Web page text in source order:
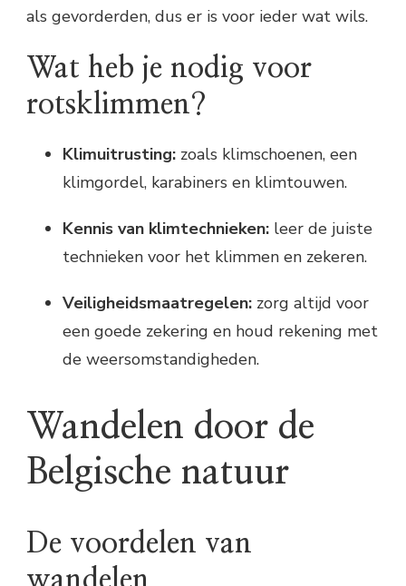
als gevorderden, dus er is voor ieder wat wils.
Wat heb je nodig voor
rotsklimmen?
Klimuitrusting: zoals klimschoenen, een
klimgordel, karabiners en klimtouwen.
Kennis van klimtechnieken: leer de juiste
technieken voor het klimmen en zekeren.
Veiligheidsmaatregelen: zorg altijd voor
een goede zekering en houd rekening met
de weersomstandigheden.
Wandelen door de
Belgische natuur
De voordelen van
wandelen